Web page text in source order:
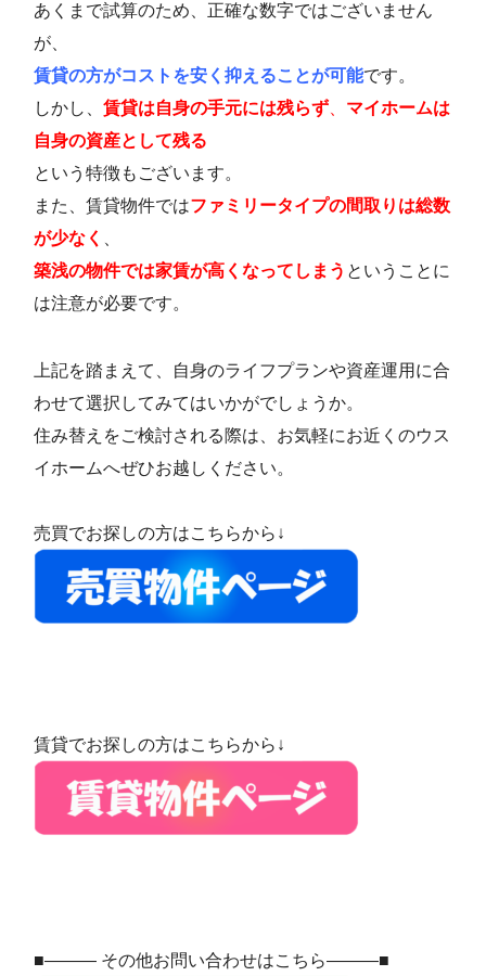
あくまで試算のため、正確な数字ではございません
が、
賃貸の方がコストを安く抑えることが可能です。
しかし、賃貸は自身の手元には残らず
マイホームは
自身の資産として残る
という特徴もございます。
また、賃貸物件ではファミリータイプの間取りは総数
が少なく
築浅の物件では家賃が高くなってしまう ということに
は注意が必要です。
上記を踏まえて、自身のライフプランや資産運用に合
わせて選択してみてはいかがでしょうか。
住み替えをご検討される際は、お気軽にお近くのウス
イホームへぜひお越しください。
売買でお探しの方はこちらから↓
賃貸でお探しの方はこちらから↓
■――― その他お問い合わせはこちら―――■